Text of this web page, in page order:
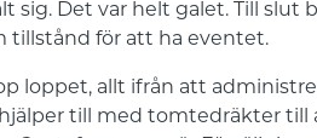
sig. Det var helt galet. Till slut
tillstånd för att ha eventet.
loppet, allt ifrån att
till med tomtedräkter